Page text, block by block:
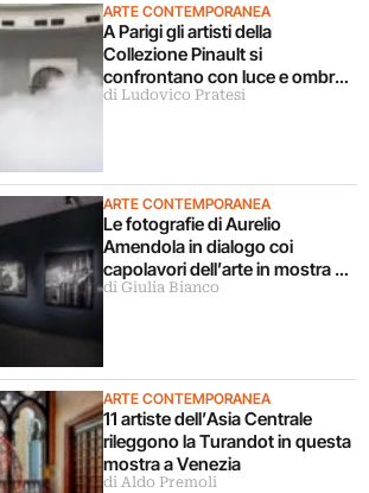
ARTE CONTEMPORANEA
A Parigi gli artisti della
Collezione Pinault si
confrontano con luce e ombra
in una grande mostra
di Ludovico Pratesi
ARTE CONTEMPORANEA
Le fotografie di Aurelio
Amendola in dialogo coi
capolavori dell’arte in mostra a
Milano
di Giulia Bianco
ARTE CONTEMPORANEA
11 artiste dell’Asia Centrale
rileggono la Turandot in questa
mostra a Venezia
di Aldo Premoli